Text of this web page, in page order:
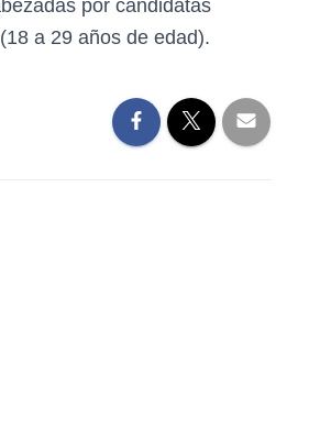
por candidatas
a 29 años de edad).